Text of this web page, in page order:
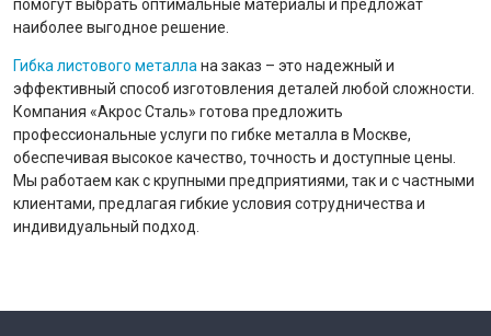
помогут выбрать оптимальные материалы и предложат
наиболее выгодное решение.
Гибка листового металла на заказ – это надежный и
эффективный способ изготовления деталей любой сложности.
Компания «Акрос Сталь» готова предложить
профессиональные услуги по гибке металла в Москве,
обеспечивая высокое качество, точность и доступные цены.
Мы работаем как с крупными предприятиями, так и с частными
клиентами, предлагая гибкие условия сотрудничества и
индивидуальный подход.